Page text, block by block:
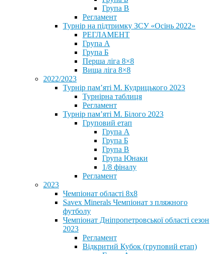
Група В
Регламент
Турнір на підтримку ЗСУ «Осінь 2022»
РЕГЛАМЕНТ
Група А
Група Б
Перша ліга 8×8
Вища ліга 8×8
2022/2023
Турнір пам’яті М. Кудрицького 2023
Турнірна таблиця
Регламент
Турнір пам’яті М. Білого 2023
Груповий етап
Група А
Група Б
Група В
Група Юнаки
1/8 фіналу
Регламент
2023
Чемпіонат області 8х8
Savex Minerals Чемпіонат з пляжного
футболу
Чемпіонат Дніпропетровської області сезон
2023
Регламент
Відкритий Кубок (груповий етап)